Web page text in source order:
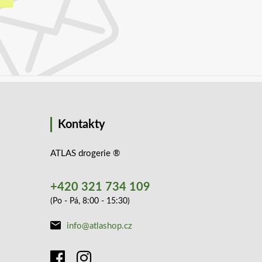
Kontakty
ATLAS drogerie ®
+420 321 734 109
(Po - Pá, 8:00 - 15:30)
info@atlashop.cz